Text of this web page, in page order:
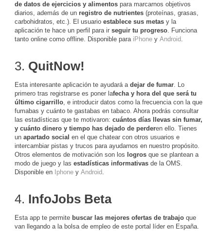
de datos de ejercicios y alimentos para marcarnos objetivos
diarios, además de un registro de nutrientes (proteínas, grasas,
carbohidratos, etc.). El usuario establece sus metas y la
aplicación te hace un perfil para ir seguir tu progreso. Funciona
tanto online como offline. Disponible para iPhone y Android.
3. QuitNow!
Esta interesante aplicación te ayudará a dejar de fumar. Lo
primero tras registrarse es poner lafecha y hora del que será tu
último cigarrillo, e introducir datos como la frecuencia con la que
fumabas y cuánto te gastabas en tabaco. Ahora podrás consultar
las estadísticas que te motivaron: cuántos días llevas sin fumar,
y cuánto dinero y tiempo has dejado de perderen ello. Tienes
un apartado social en el que chatear con otros usuarios e
intercambiar pistas y trucos para ayudarnos en nuestro propósito.
Otros elementos de motivación son los logros que se plantean a
modo de juego y las estadísticas informativas de la OMS.
Disponible en Iphone y Android.
4. InfoJobs Beta
Esta app te permite buscar las mejores ofertas de trabajo que
van llegando a la bolsa de empleo de este portal líder en España.